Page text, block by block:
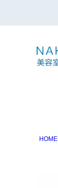
HOME